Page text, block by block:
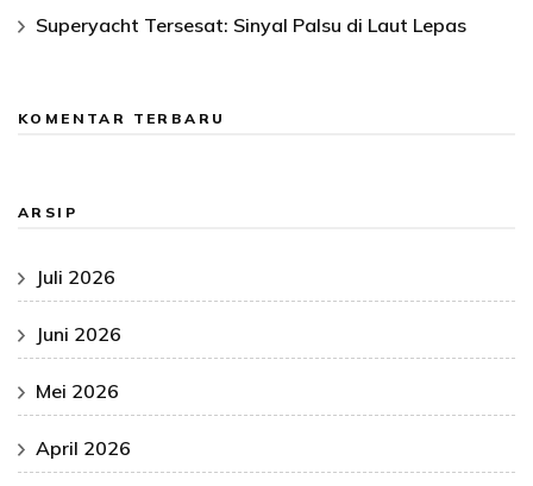
Superyacht Tersesat: Sinyal Palsu di Laut Lepas
KOMENTAR TERBARU
ARSIP
Juli 2026
Juni 2026
Mei 2026
April 2026